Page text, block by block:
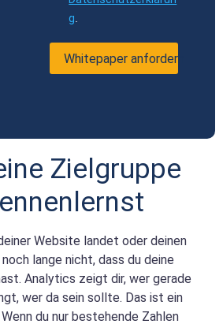
g.
Whitepaper anfordern
Zielgruppe
Website landet oder deinen
lange nicht, dass du deine
Analytics zeigt dir, wer gerade
wer da sein sollte. Das ist ein
du nur bestehende Zahlen